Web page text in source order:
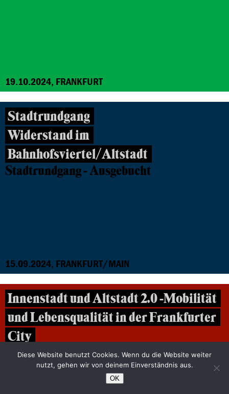
19.10.2024, FRANKFURT
Stadtrundgang
Widerstand im
Bahnhofsviertel/Altstadt
Stadtrundgang - Ausgebucht
15.09.2024, FRANKFURT/MAIN
Innenstadt und Altstadt 2.0 -Mobilität
und Lebensqualität in der Frankfurter
City
Ausgebucht
Diese Website benutzt Cookies. Wenn du die Website weiter
nutzt, gehen wir von deinem Einverständnis aus.
OK